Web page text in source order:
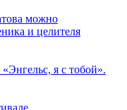
можно
и целителя
я с тобой».